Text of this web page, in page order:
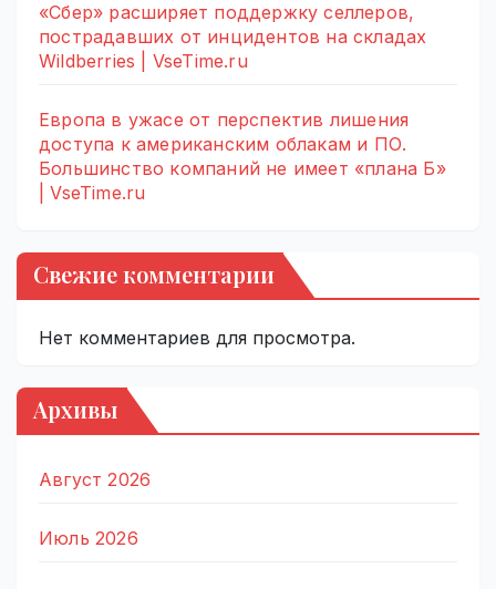
«Сбер» расширяет поддержку селлеров,
пострадавших от инцидентов на складах
Wildberries | VseTime.ru
Европа в ужасе от перспектив лишения
доступа к американским облакам и ПО.
Большинство компаний не имеет «плана Б»
| VseTime.ru
Свежие комментарии
Нет комментариев для просмотра.
Архивы
Август 2026
Июль 2026